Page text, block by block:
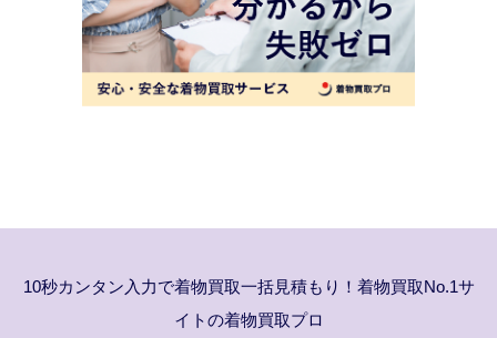
10秒カンタン入力で着物買取一括見積もり！着物買取No.1サ
イトの着物買取プロ